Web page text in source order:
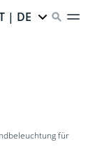
| DE
für